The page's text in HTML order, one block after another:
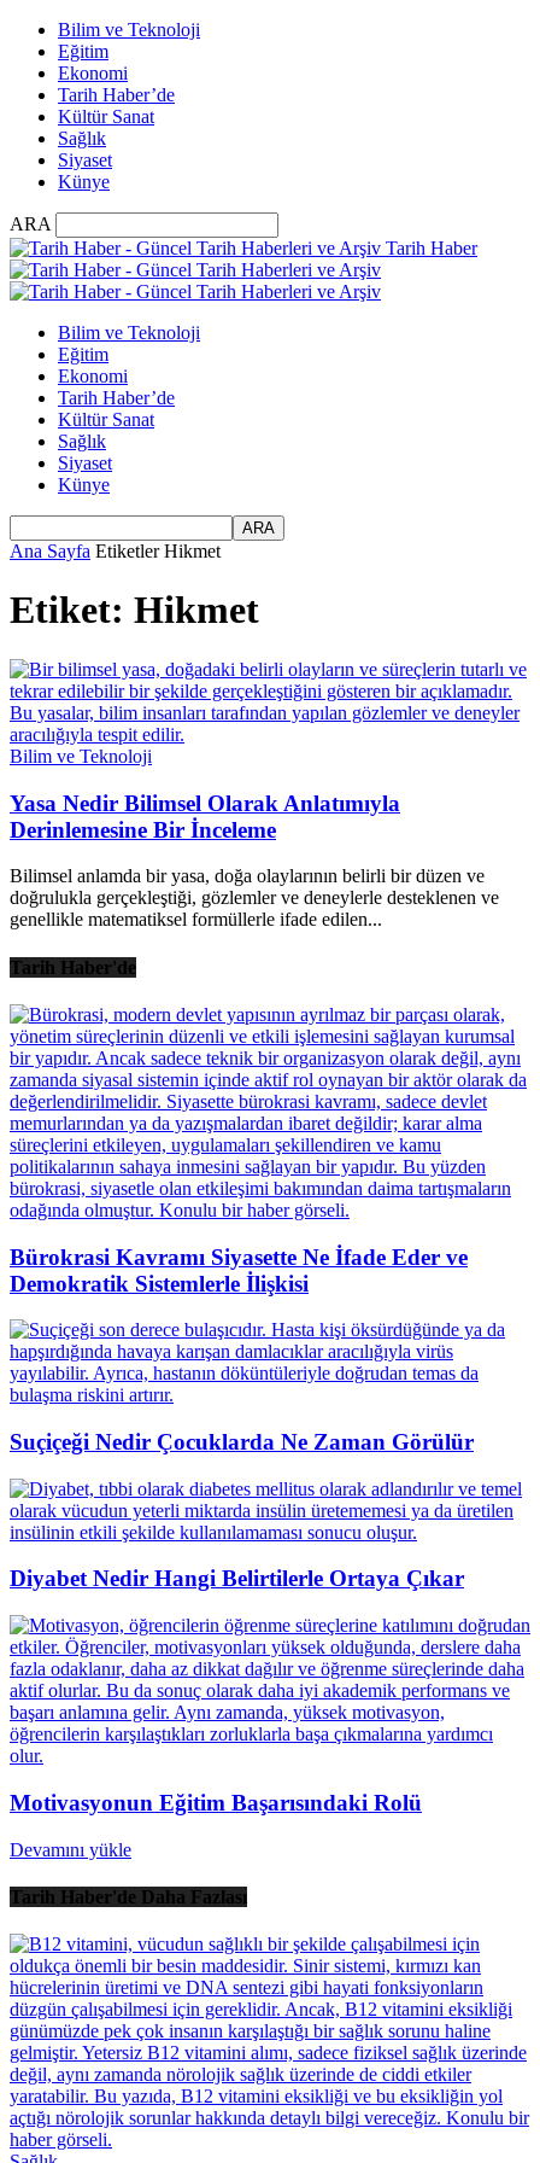
Bilim ve Teknoloji
Eğitim
Ekonomi
Tarih Haber’de
Kültür Sanat
Sağlık
Siyaset
Künye
ARA
Tarih Haber
Bilim ve Teknoloji
Eğitim
Ekonomi
Tarih Haber’de
Kültür Sanat
Sağlık
Siyaset
Künye
Ana Sayfa Etiketler Hikmet
Etiket: Hikmet
Bilim ve Teknoloji
Yasa Nedir Bilimsel Olarak Anlatımıyla
Derinlemesine Bir İnceleme
Bilimsel anlamda bir yasa, doğa olaylarının belirli bir düzen ve
doğrulukla gerçekleştiği, gözlemler ve deneylerle desteklenen ve
genellikle matematiksel formüllerle ifade edilen...
Tarih Haber'de
Bürokrasi Kavramı Siyasette Ne İfade Eder ve
Demokratik Sistemlerle İlişkisi
Suçiçeği Nedir Çocuklarda Ne Zaman Görülür
Diyabet Nedir Hangi Belirtilerle Ortaya Çıkar
Motivasyonun Eğitim Başarısındaki Rolü
Devamını yükle
Tarih Haber'de Daha Fazlası